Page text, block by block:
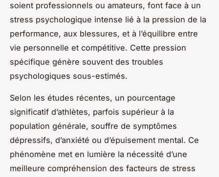
soient professionnels ou amateurs, font face à un
stress psychologique intense lié à la pression de la
performance, aux blessures, et à l’équilibre entre
vie personnelle et compétitive. Cette pression
spécifique génère souvent des troubles
psychologiques sous-estimés.
Selon les études récentes, un pourcentage
significatif d’athlètes, parfois supérieur à la
population générale, souffre de symptômes
dépressifs, d’anxiété ou d’épuisement mental. Ce
phénomène met en lumière la nécessité d’une
meilleure compréhension des facteurs de stress